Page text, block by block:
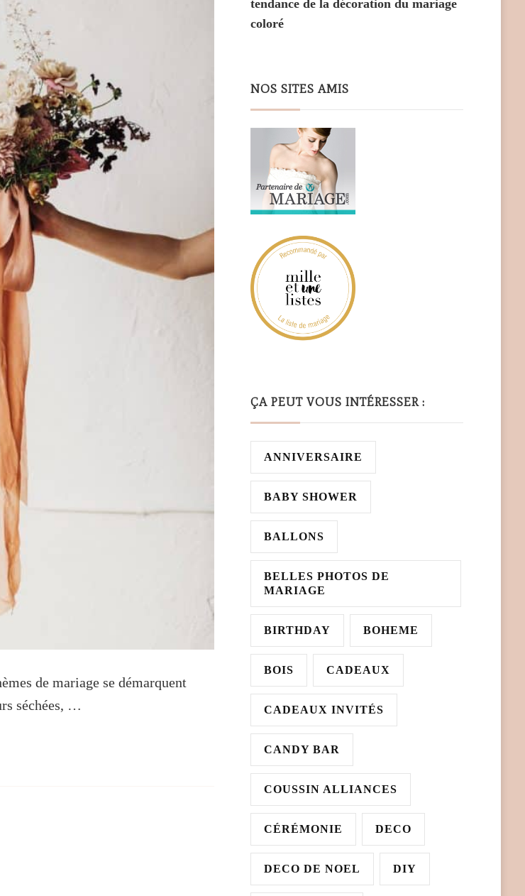
de mariage se démarquent
séchées, …
tendance de la décoration du mariage
coloré
NOS SITES AMIS
ÇA PEUT VOUS INTÉRESSER :
ANNIVERSAIRE
BABY SHOWER
BALLONS
BELLES PHOTOS DE
MARIAGE
BIRTHDAY BOHEME
BOIS CADEAUX
CADEAUX INVITÉS
CANDY BAR
COUSSIN ALLIANCES
CÉRÉMONIE DECO
DECO DE NOEL DIY